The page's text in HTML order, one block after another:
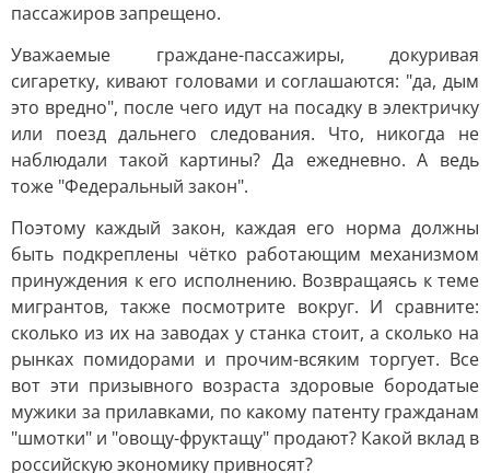
пассажиров запрещено.
Уважаемые граждане-пассажиры, докуривая
сигаретку, кивают головами и соглашаются: "да, дым
это вредно", после чего идут на посадку в электричку
или поезд дальнего следования. Что, никогда не
наблюдали такой картины? Да ежедневно. А ведь
тоже "Федеральный закон".
Поэтому каждый закон, каждая его норма должны
быть подкреплены чётко работающим механизмом
принуждения к его исполнению. Возвращаясь к теме
мигрантов, также посмотрите вокруг. И сравните:
сколько из их на заводах у станка стоит, а сколько на
рынках помидорами и прочим-всяким торгует. Все
вот эти призывного возраста здоровые бородатые
мужики за прилавками, по какому патенту гражданам
"шмотки" и "овощу-фруктащу" продают? Какой вклад в
российскую экономику привносят?